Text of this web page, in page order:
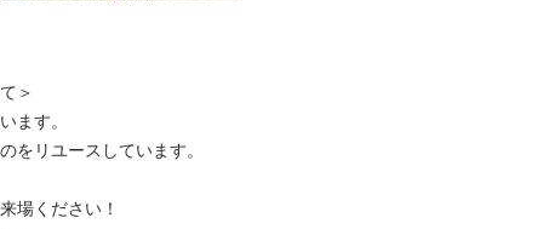
＞
ます。
をリユースしています。
場ください！